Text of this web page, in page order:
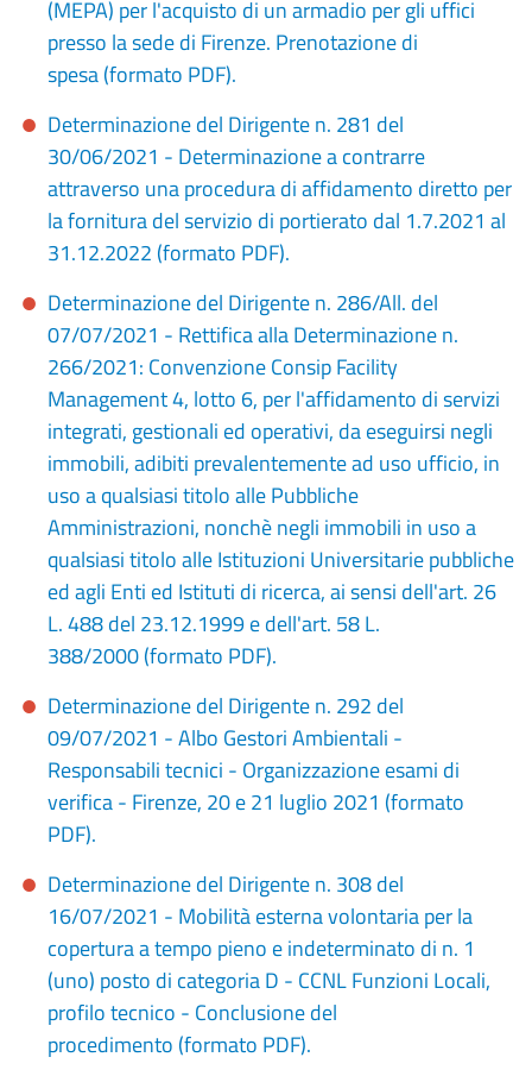
(MEPA) per l'acquisto di un armadio per gli uffici
presso la sede di Firenze. Prenotazione di
spesa (formato PDF).
Determinazione del Dirigente n. 281 del
30/06/2021 - Determinazione a contrarre
attraverso una procedura di affidamento diretto per
la fornitura del servizio di portierato dal 1.7.2021 al
31.12.2022 (formato PDF).
Determinazione del Dirigente n. 286/All. del
07/07/2021 - Rettifica alla Determinazione n.
266/2021: Convenzione Consip Facility
Management 4, lotto 6, per l'affidamento di servizi
integrati, gestionali ed operativi, da eseguirsi negli
immobili, adibiti prevalentemente ad uso ufficio, in
uso a qualsiasi titolo alle Pubbliche
Amministrazioni, nonchè negli immobili in uso a
qualsiasi titolo alle Istituzioni Universitarie pubbliche
ed agli Enti ed Istituti di ricerca, ai sensi dell'art. 26
L. 488 del 23.12.1999 e dell'art. 58 L.
388/2000 (formato PDF).
Determinazione del Dirigente n. 292 del
09/07/2021 - Albo Gestori Ambientali -
Responsabili tecnici - Organizzazione esami di
verifica - Firenze, 20 e 21 luglio 2021 (formato
PDF).
Determinazione del Dirigente n. 308 del
16/07/2021 - Mobilità esterna volontaria per la
copertura a tempo pieno e indeterminato di n. 1
(uno) posto di categoria D - CCNL Funzioni Locali,
profilo tecnico - Conclusione del
procedimento (formato PDF).